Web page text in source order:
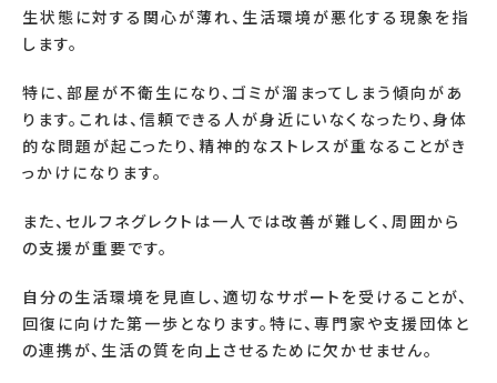
生状態に対する関心が薄れ、生活環境が悪化する現象を指
します。
特に、部屋が不衛生になり、ゴミが溜まってしまう傾向があ
ります。これは、信頼できる人が身近にいなくなったり、身体
的な問題が起こったり、精神的なストレスが重なることがき
っかけになります。
また、セルフネグレクトは一人では改善が難しく、周囲から
の支援が重要です。
自分の生活環境を見直し、適切なサポートを受けることが、
回復に向けた第一歩となります。特に、専門家や支援団体と
の連携が、生活の質を向上させるために欠かせません。